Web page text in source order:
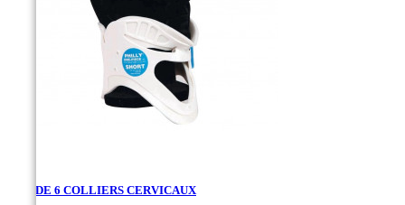
LOT DE 6 COLLIERS CERVICAUX